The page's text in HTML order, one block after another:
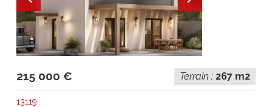
215 000 € Terrain : 267 m2
13119